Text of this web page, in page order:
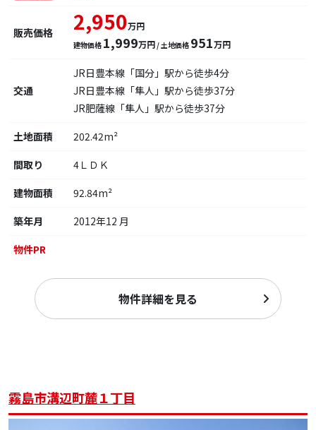
販売価格 2,950万円
建物価格 1,999万円/ 土地価格 951万円
交通
JR日豊本線「国分」駅から徒歩4分
JR日豊本線「隼人」駅から徒歩37分
JR肥薩線「隼人」駅から徒歩37分
土地面積
202.42m²
間取り
4ＬＤＫ
建物面積
92.84m²
築年月
2012年12 月
物件PR
物件詳細を見る
霧島市溝辺町麓１丁目